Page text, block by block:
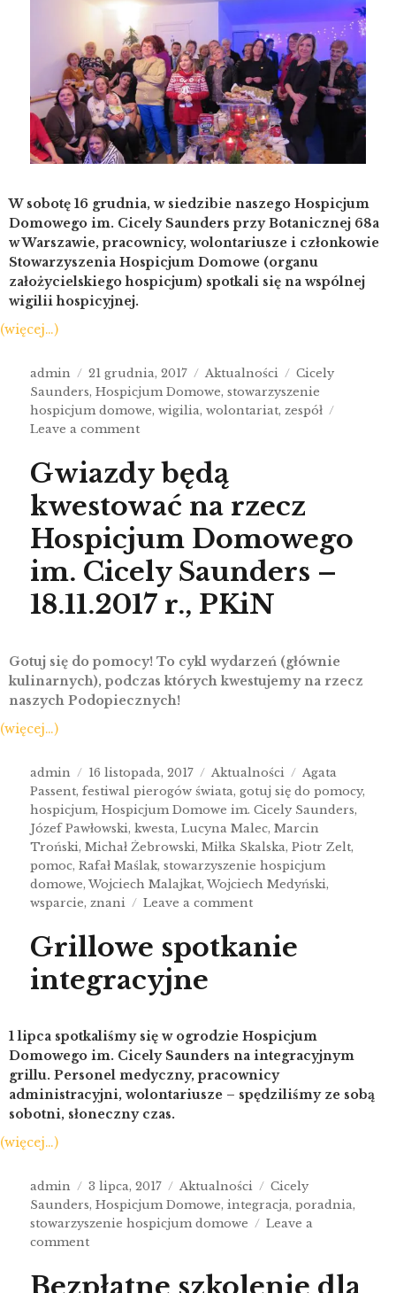
W sobotę 16 grudnia, w siedzibie naszego Hospicjum
Domowego im. Cicely Saunders przy Botanicznej 68a
w Warszawie, pracownicy, wolontariusze i członkowie
Stowarzyszenia Hospicjum Domowe (organu
założycielskiego hospicjum) spotkali się na wspólnej
wigilii hospicyjnej.
(więcej…)
admin 21 grudnia, 2017 Aktualności
Cicely
Saunders,Hospicjum Domowe,stowarzyszenie
hospicjum domowe,wigilia,wolontariat,zespół
Leave a comment
Gwiazdy będą
kwestować na rzecz
Hospicjum Domowego
im. Cicely Saunders –
18.11.2017 r., PKiN
Gotuj się do pomocy! To cykl wydarzeń (głównie
kulinarnych), podczas których kwestujemy na rzecz
naszych Podopiecznych!
(więcej…)
admin 16 listopada, 2017 Aktualności
Agata
Passent,festiwal pierogów świata,gotuj się do pomocy,
hospicjum,Hospicjum Domowe im. Cicely Saunders,
Józef Pawłowski,kwesta,Lucyna Malec,Marcin
Troński,Michał Żebrowski,Miłka Skalska,Piotr Zelt,
pomoc,Rafał Maślak,stowarzyszenie hospicjum
domowe,Wojciech Malajkat,Wojciech Medyński,
wsparcie,znani Leave a comment
Grillowe spotkanie
integracyjne
1 lipca spotkaliśmy się w ogrodzie Hospicjum
Domowego im. Cicely Saunders na integracyjnym
grillu. Personel medyczny, pracownicy
administracyjni, wolontariusze – spędziliśmy ze sobą
sobotni, słoneczny czas.
(więcej…)
admin 3 lipca, 2017 Aktualności
Cicely
Saunders,Hospicjum Domowe,integracja,poradnia,
stowarzyszenie hospicjum domowe
Leave a
comment